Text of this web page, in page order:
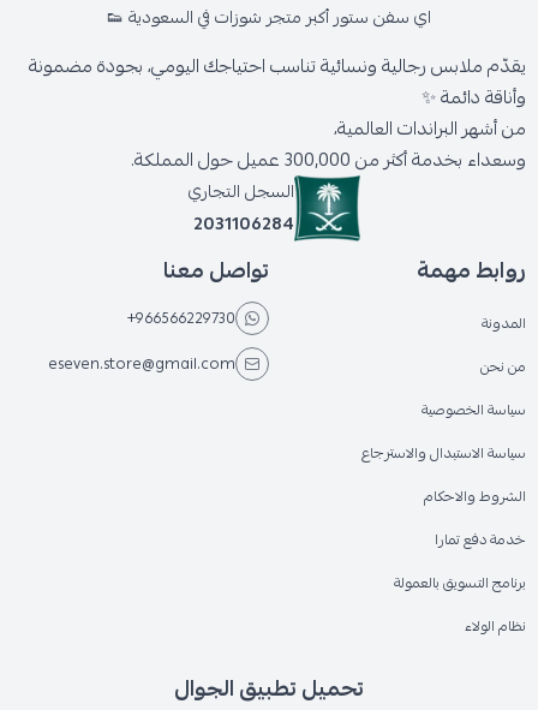
اي سفن ستور أكبر متجر شوزات في السعودية 👟
يقدّم ملابس رجالية ونسائية تناسب احتياجك اليومي، بجودة مضمونة
وأناقة دائمة ✨
من أشهر البراندات العالمية،
وسعداء بخدمة أكثر من 300,000 عميل حول المملكة.
السجل التجاري
2031106284
روابط مهمة
المدونة
من نحن
سياسة الخصوصية
سياسة الاستبدال والاسترجاع
الشروط والاحكام
خدمة دفع تمارا
برنامج التسويق بالعمولة
نظام الولاء
تواصل معنا
+966566229730
eseven.store@gmail.com
تحميل تطبيق الجوال